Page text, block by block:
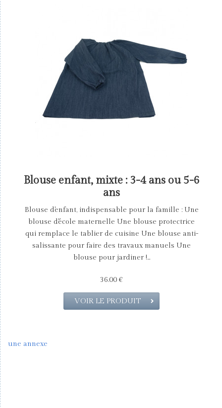
Blouse enfant, mixte : 3-4 ans ou 5-6
ans
Blouse d'enfant, indispensable pour la famille : Une
blouse d'école maternelle Une blouse protectrice
qui remplace le tablier de cuisine Une blouse anti-
salissante pour faire des travaux manuels Une
blouse pour jardiner !...
36.00 €
VOIR LE PRODUIT
une annexe